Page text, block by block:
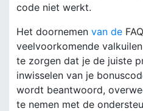
code niet werkt.
Het doornemen van de
veelvoorkomende
te zorgen dat je de juiste
inwisselen van je
wordt beantwoord,
te nemen met de